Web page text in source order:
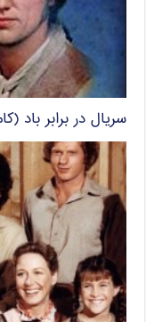
سریال در برابر باد